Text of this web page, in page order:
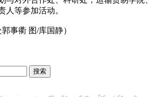
人等参加活动。
事衢 图/库国静）
搜索